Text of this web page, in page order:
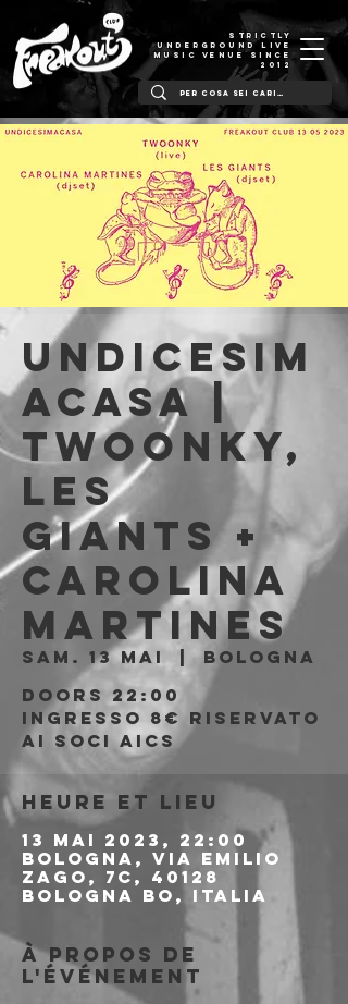
STRICTLY
UNDERGROUND LIVE
MUSIC VENUE SINCE
2012
UNDICESIM
ACASA |
TWOONKY,
LES
GIANTS +
CAROLINA
MARTINES
sam. 13 mai
  |
Bologna
Doors 22:00
Ingresso 8€ riservato
ai soci aics
Heure et lieu
13 mai 2023, 22:00
Bologna, Via Emilio
Zago, 7c, 40128
Bologna BO, Italia
À propos de
l'événement